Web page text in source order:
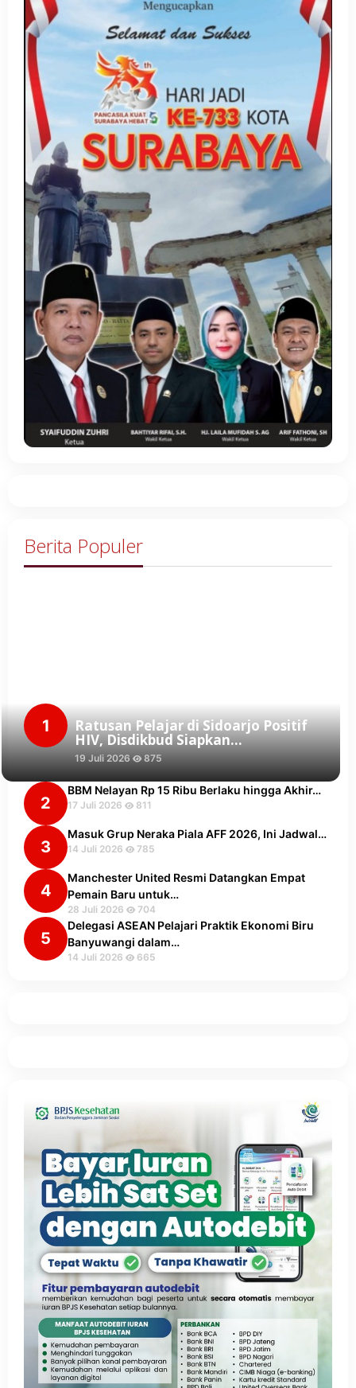
Berita Populer
1 Ratusan Pelajar di Sidoarjo Positif
HIV, Disdikbud Siapkan…
19 Juli 2026 875
2
BBM Nelayan Rp 15 Ribu Berlaku hingga Akhir…
17 Juli 2026 811
3
Masuk Grup Neraka Piala AFF 2026, Ini Jadwal…
14 Juli 2026 785
4
Manchester United Resmi Datangkan Empat
Pemain Baru untuk…
28 Juli 2026 704
5
Delegasi ASEAN Pelajari Praktik Ekonomi Biru
Banyuwangi dalam…
14 Juli 2026 665